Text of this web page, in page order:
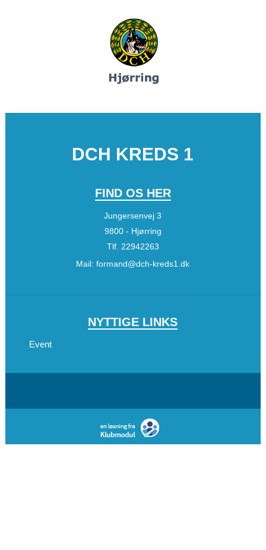
DCH KREDS 1
FIND OS HER
Jungersenvej 3
9800 - Hjørring
Tlf. 22942263
Mail:formand@dch-kreds1.dk
NYTTIGE LINKS
Event